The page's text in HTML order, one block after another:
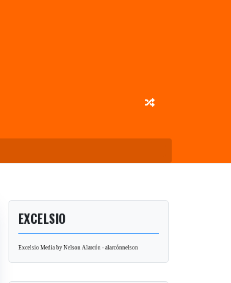
EXCELSIO
Excelsio Media by Nelson Alarcón - alarcónnelson